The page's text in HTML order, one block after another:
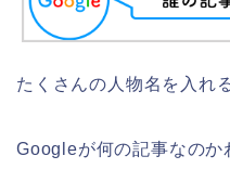
たくさんの人物名を入れ
Googleが何の記事なのか